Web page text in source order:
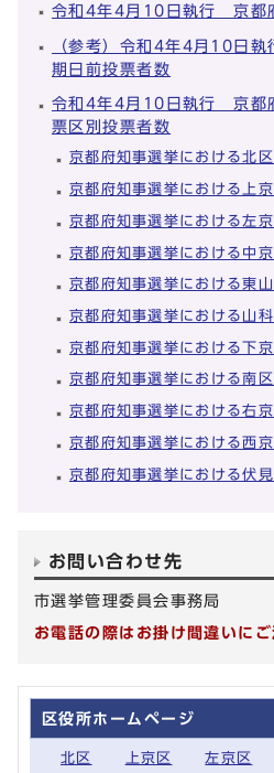
令和4年4月10日執行 京都
（参考）令和4年4月10日
期日前投票者数
令和4年4月10日執行 京都
票区別投票者数
京都府知事選挙における北
京都府知事選挙における上
京都府知事選挙における左
京都府知事選挙における中
京都府知事選挙における東
京都府知事選挙における山
京都府知事選挙における下
京都府知事選挙における南
京都府知事選挙における右
京都府知事選挙における西
京都府知事選挙における伏
お問い合わせ先
市選挙管理委員会事務局
お電話の際はお掛け間違いに
区役所ホームページ
北区 上京区 左京区